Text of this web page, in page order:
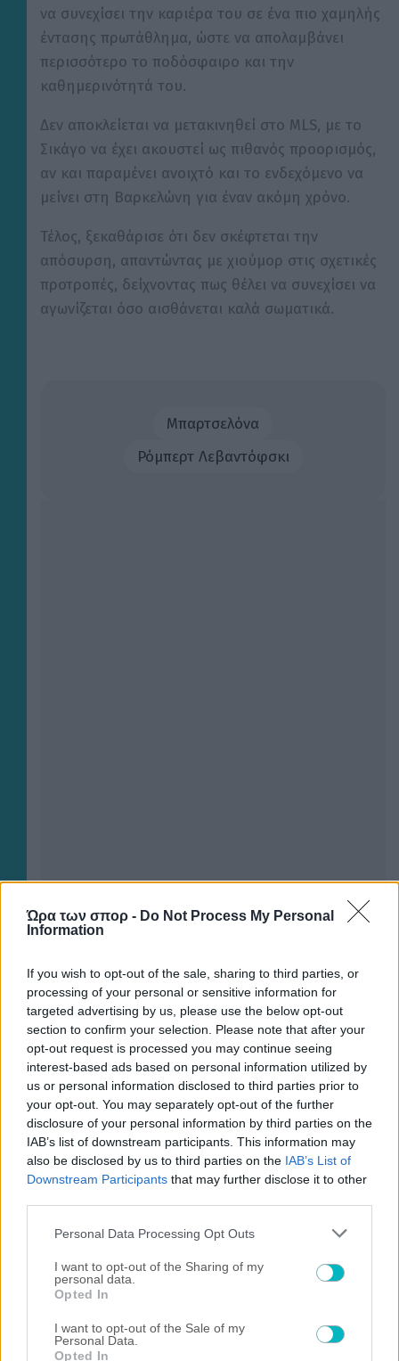
Ώρα των σπορ - Do Not Process My Personal
Information
If you wish to opt-out of the sale, sharing to third parties, or
processing of your personal or sensitive information for
targeted advertising by us, please use the below opt-out
section to confirm your selection. Please note that after your
opt-out request is processed you may continue seeing
interest-based ads based on personal information utilized by
us or personal information disclosed to third parties prior to
your opt-out. You may separately opt-out of the further
disclosure of your personal information by third parties on the
IAB’s list of downstream participants. This information may
also be disclosed by us to third parties on the IAB’s List of
Downstream Participants that may further disclose it to other
Please note that this website/app uses one or more Google
not limited to your visit or usage behaviour. You may click to
grant or deny consent to Google and its third-party tags to
use your data for below specified purposes in below Google
consent section.
Personal Data Processing Opt Outs
I want to opt-out of the Sharing of my
personal data.
Opted In
I want to opt-out of the Sale of my
Personal Data.
Opted In
να συνεχίσει την καριέρα του σε ένα πιο χαμηλής
έντασης πρωτάθλημα, ώστε να απολαμβάνει
περισσότερο το ποδόσφαιρο και την
καθημερινότητά του.
Δεν αποκλείεται να μετακινηθεί στο MLS, με το
Σικάγο να έχει ακουστεί ως πιθανός προορισμός,
αν και παραμένει ανοιχτό και το ενδεχόμενο να
μείνει στη Βαρκελώνη για έναν ακόμη χρόνο.
Τέλος, ξεκαθάρισε ότι δεν σκέφτεται την
απόσυρση, απαντώντας με χιούμορ στις σχετικές
προτροπές, δείχνοντας πως θέλει να συνεχίσει να
αγωνίζεται όσο αισθάνεται καλά σωματικά.
Μπαρτσελόνα
Ρόμπερτ Λεβαντόφσκι
ΠΕΡΙΣΣΟΤΕΡΑ ΑΡΘΡΑ
×
Play Video
Now Playing
"The situation is out of control": Greek firefighters battle wildfire for fourth day